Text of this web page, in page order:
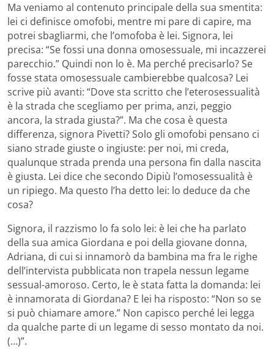
Ma veniamo al contenuto principale della sua smentita:
lei ci definisce omofobi, mentre mi pare di capire, ma
potrei sbagliarmi, che l’omofoba è lei. Signora, lei
precisa: “Se fossi una donna omosessuale, mi incazzerei
parecchio.” Quindi non lo è. Ma perché precisarlo? Se
fosse stata omosessuale cambierebbe qualcosa? Lei
scrive più avanti: “Dove sta scritto che l’eterosessualità
è la strada che scegliamo per prima, anzi, peggio
ancora, la strada giusta?”. Ma che cosa è questa
differenza, signora Pivetti? Solo gli omofobi pensano ci
siano strade giuste o ingiuste: per noi, mi creda,
qualunque strada prenda una persona fin dalla nascita
è giusta. Lei dice che secondo Dipiù l’omosessualità è
un ripiego. Ma questo l’ha detto lei: lo deduce da che
cosa?
Signora, il razzismo lo fa solo lei: è lei che ha parlato
della sua amica Giordana e poi della giovane donna,
Adriana, di cui si innamorò da bambina ma fra le righe
dell’intervista pubblicata non trapela nessun legame
sessual-amoroso. Certo, le è stata fatta la domanda: lei
è innamorata di Giordana? E lei ha risposto: “Non so se
si può chiamare amore.” Non capisco perché lei legga
da qualche parte di un legame di sesso montato da noi.
(…)”.